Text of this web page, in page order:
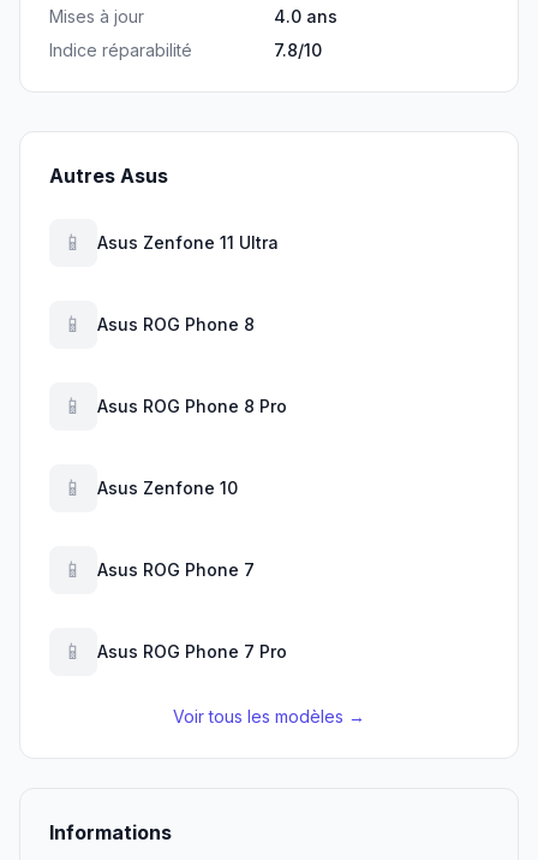
Mises à jour
4.0 ans
Indice réparabilité
7.8/10
Autres Asus
📱 Asus Zenfone 11 Ultra
📱 Asus ROG Phone 8
📱 Asus ROG Phone 8 Pro
📱 Asus Zenfone 10
📱 Asus ROG Phone 7
📱 Asus ROG Phone 7 Pro
Voir tous les modèles →
Informations